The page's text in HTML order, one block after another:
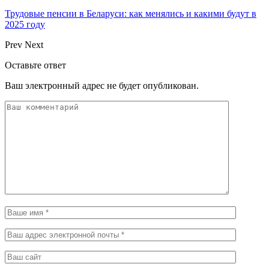
Трудовые пенсии в Беларуси: как менялись и какими будут в
2025 году
Prev Next
Оставьте ответ
Ваш электронный адрес не будет опубликован.